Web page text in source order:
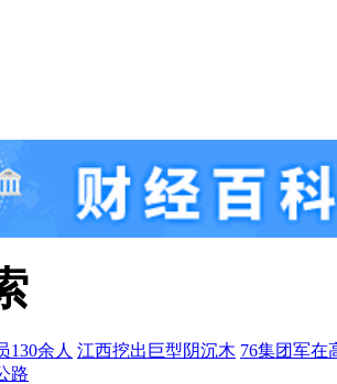
130余人 江西挖出巨型阴沉木 76集团军在
路